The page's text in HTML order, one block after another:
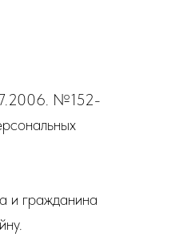
№152-
и гражданина